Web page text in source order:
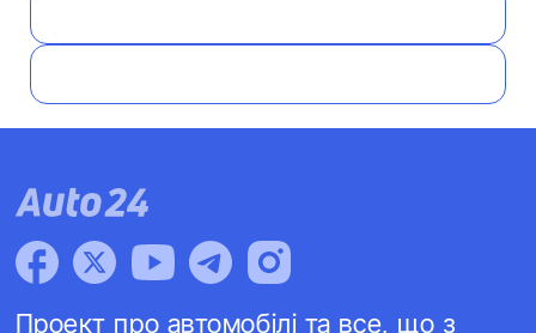
Проект про автомобілі та все, що з